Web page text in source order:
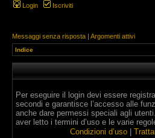
Login Iscriviti
Messaggi senza risposta | Argomenti attivi
Indice
Per eseguire il login devi essere
secondi e garantisce l’accesso alle
anche dare permessi speciali agli
aver letto i termini d’uso e le varie
Condizioni d’uso